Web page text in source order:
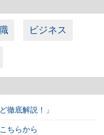
ビジネス
徹底解説！」
ちらから